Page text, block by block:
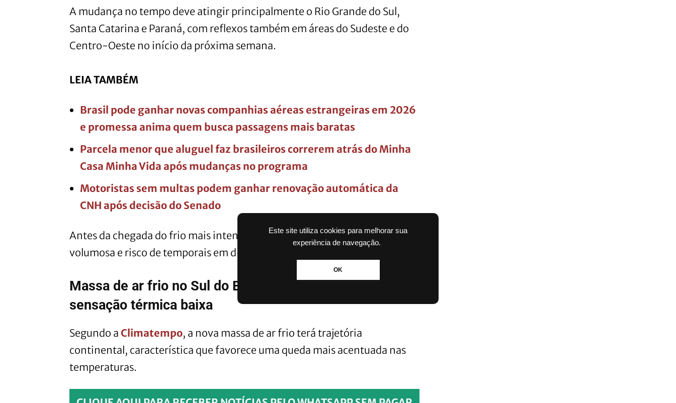
Este site utiliza cookies para melhorar sua
experiência de navegação.
OK
A mudança no tempo deve atingir principalmente o Rio Grande do Sul,
Santa Catarina e Paraná, com reflexos também em áreas do Sudeste e do
Centro-Oeste no início da próxima semana.
LEIA TAMBÉM
Brasil pode ganhar novas companhias aéreas estrangeiras em 2026
e promessa anima quem busca passagens mais baratas
Parcela menor que aluguel faz brasileiros correrem atrás do Minha
Casa Minha Vida após mudanças no programa
Motoristas sem multas podem ganhar renovação automática da
CNH após decisão do Senado
Antes da chegada do frio mais intenso, porém, a previsão aponta chuva
volumosa e risco de temporais em diferentes regiões do país.
Massa de ar frio no Sul do Brasil deve provocar geada e
sensação térmica baixa
Segundo a Climatempo, a nova massa de ar frio terá trajetória
continental, característica que favorece uma queda mais acentuada nas
temperaturas.